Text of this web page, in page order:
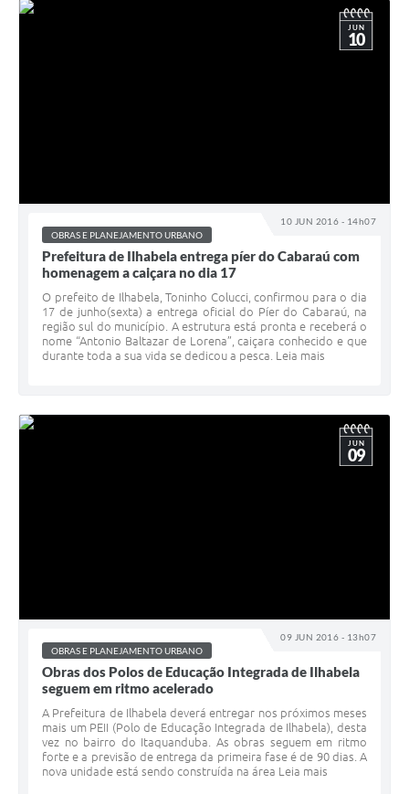
10 JUN 2016 - 14h07
JUN
10
OBRAS E PLANEJAMENTO URBANO
Prefeitura de Ilhabela entrega píer do Cabaraú com
homenagem a caiçara no dia 17
O prefeito de Ilhabela, Toninho Colucci, confirmou para o dia
17 de junho(sexta) a entrega oficial do Píer do Cabaraú, na
região sul do município. A estrutura está pronta e receberá o
nome “Antonio Baltazar de Lorena”, caiçara conhecido e que
durante toda a sua vida se dedicou a pesca. Leia mais
09 JUN 2016 - 13h07
JUN
09
OBRAS E PLANEJAMENTO URBANO
Obras dos Polos de Educação Integrada de Ilhabela
seguem em ritmo acelerado
A Prefeitura de Ilhabela deverá entregar nos próximos meses
mais um PEII (Polo de Educação Integrada de Ilhabela), desta
vez no bairro do Itaquanduba. As obras seguem em ritmo
forte e a previsão de entrega da primeira fase é de 90 dias. A
nova unidade está sendo construída na área Leia mais